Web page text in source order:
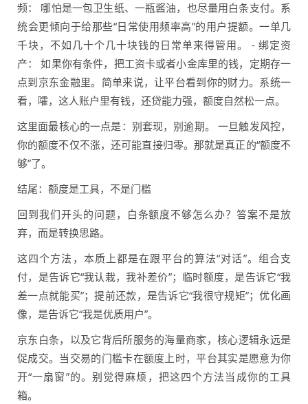
频： 哪怕是一包卫生纸、一瓶酱油，也尽量用白条支付。系
统会更倾向于给那些“日常使用频率高”的用户提额。一单几
千块，不如几十个几十块钱的日常单来得管用。 - 绑定资
产： 如果你有条件，把工资卡或者小金库里的钱，定期存一
点到京东金融里。简单来说，让平台看到你的财力。系统一
看，嚯，这人账户里有钱，还贷能力强，额度自然松一点。
这里面最核心的一点是：别套现，别逾期。 一旦触发风控，
你的额度不仅不涨，还可能直接归零。那就是真正的“额度不
够”了。
结尾：额度是工具，不是门槛
回到我们开头的问题，白条额度不够怎么办？答案不是放
弃，而是转换思路。
这四个方法，本质上都是在跟平台的算法“对话”。组合支
付，是告诉它“我认栽，我补差价”；临时额度，是告诉它“我
差一点就能买”；提前还款，是告诉它“我很守规矩”；优化画
像，是告诉它“我是优质用户”。
京东白条，以及它背后所服务的海量商家，核心逻辑永远是
促成交。当交易的门槛卡在额度上时，平台其实是愿意为你
开“一扇窗”的。别觉得麻烦，把这四个方法当成你的工具
箱。